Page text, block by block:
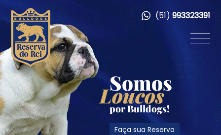
Somos
Loucos
por Bulldogs!
Faça sua Reserva
(51) 993323391